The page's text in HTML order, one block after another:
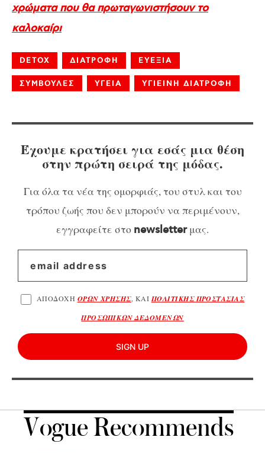
χρώματα που θα πρωταγωνιστήσουν το
καλοκαίρι
DETOX ΔΙΑΤΡΟΦΗ ΕΥΕΞΙΑ
ΣΥΜΒΟΥΛΕΣ ΥΓΕΙΑ ΥΓΙΕΙΝΗ ΔΙΑΤΡΟΦΗ
Έχουμε κρατήσει για εσάς μια θέση
στην πρώτη σειρά της μόδας.
Για όλα τα νέα της ομορφιάς, του στυλ και του
τρόπου ζωής που δεν μπορούν να περιμένουν,
εγγραφείτε στο newsletterμας.
ΑΠΟΔΟΧΗ ΟΡΩΝ ΧΡΗΣΗΣ, ΚΑΙ ΠΟΛΙΤΙΚΗΣ ΠΡΟΣΤΑΣΙΑΣ
ΠΡΟΣΩΠΙΚΩΝ ΔΕΔΟΜΕΝΩΝ
SIGN UP
Vogue Recommends